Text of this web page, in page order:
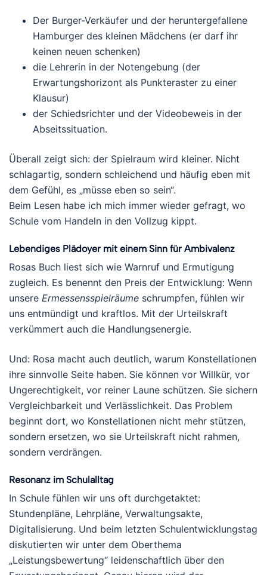
Der Burger-Verkäufer und der heruntergefallene
Hamburger des kleinen Mädchens (er darf ihr
keinen neuen schenken)
die Lehrerin in der Notengebung (der
Erwartungshorizont als Punkteraster zu einer
Klausur)
der Schiedsrichter und der Videobeweis in der
Abseitssituation.
Überall zeigt sich: der Spielraum wird kleiner. Nicht
schlagartig, sondern schleichend und häufig eben mit
dem Gefühl, es „müsse eben so sein“.
Beim Lesen habe ich mich immer wieder gefragt, wo
Schule vom Handeln in den Vollzug kippt.
Lebendiges Plädoyer mit einem Sinn für Ambivalenz
Rosas Buch liest sich wie Warnruf und Ermutigung
zugleich. Es benennt den Preis der Entwicklung: Wenn
unsere Ermessensspielräume schrumpfen, fühlen wir
uns entmündigt und kraftlos. Mit der Urteilskraft
verkümmert auch die Handlungsenergie.
Und: Rosa macht auch deutlich, warum Konstellationen
ihre sinnvolle Seite haben. Sie können vor Willkür, vor
Ungerechtigkeit, vor reiner Laune schützen. Sie sichern
Vergleichbarkeit und Verlässlichkeit. Das Problem
beginnt dort, wo Konstellationen nicht mehr stützen,
sondern ersetzen, wo sie Urteilskraft nicht rahmen,
sondern verdrängen.
Resonanz im Schulalltag
In Schule fühlen wir uns oft durchgetaktet:
Stundenpläne, Lehrpläne, Verwaltungsakte,
Digitalisierung. Und beim letzten Schulentwicklungstag
diskutierten wir unter dem Oberthema
„Leistungsbewertung“ leidenschaftlich über den